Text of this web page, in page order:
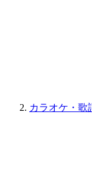
カラオケ・歌